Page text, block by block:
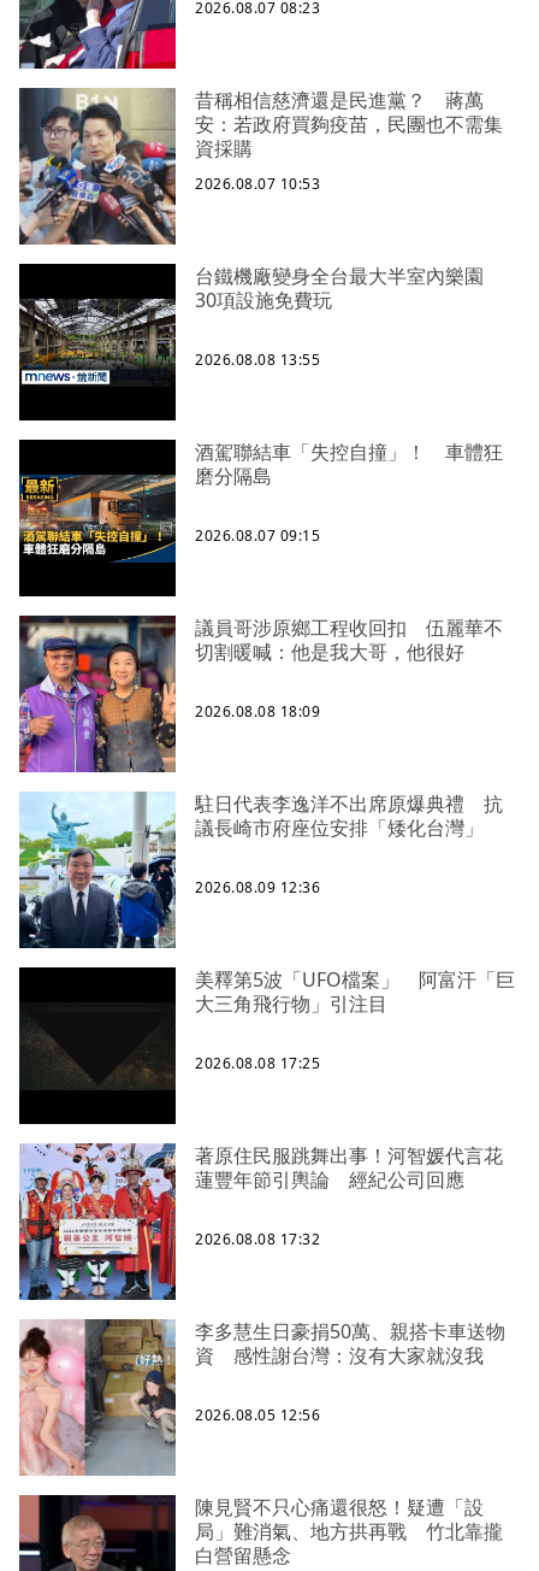
2026.08.07 08:23
昔稱相信慈濟還是民進黨？ 蔣萬
安：若政府買夠疫苗，民團也不需集
資採購
2026.08.07 10:53
台鐵機廠變身全台最大半室內樂園
30項設施免費玩
2026.08.08 13:55
酒駕聯結車「失控自撞」！ 車體狂
磨分隔島
2026.08.07 09:15
議員哥涉原鄉工程收回扣 伍麗華不
切割暖喊：他是我大哥，他很好
2026.08.08 18:09
駐日代表李逸洋不出席原爆典禮 抗
議長崎市府座位安排「矮化台灣」
2026.08.09 12:36
美釋第5波「UFO檔案」 阿富汗「巨
大三角飛行物」引注目
2026.08.08 17:25
著原住民服跳舞出事！河智媛代言花
蓮豐年節引輿論 經紀公司回應
2026.08.08 17:32
李多慧生日豪捐50萬、親搭卡車送物
資 感性謝台灣：沒有大家就沒我
2026.08.05 12:56
陳見賢不只心痛還很怒！疑遭「設
局」難消氣、地方拱再戰 竹北靠攏
白營留懸念